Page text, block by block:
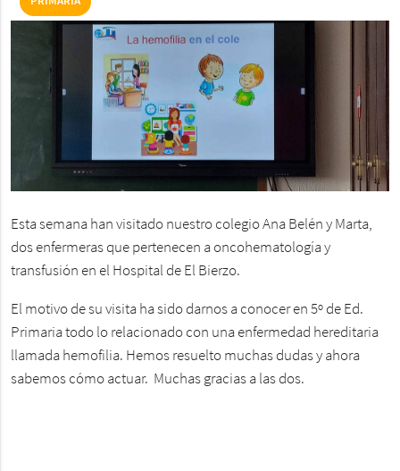
Esta semana han visitado nuestro colegio Ana Belén y Marta,
dos enfermeras que pertenecen a oncohematología y
transfusión en el Hospital de El Bierzo.
El motivo de su visita ha sido darnos a conocer en 5º de Ed.
Primaria todo lo relacionado con una enfermedad hereditaria
llamada hemofilia. Hemos resuelto muchas dudas y ahora
sabemos cómo actuar. Muchas gracias a las dos.